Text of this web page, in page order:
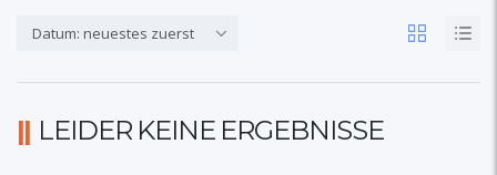
Datum: neuestes zuerst
LEIDER KEINE ERGEBNISSE